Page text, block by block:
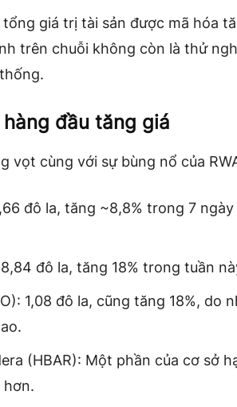
tổng giá trị tài sản được mã hóa
trên chuỗi không còn là thử
đầu tăng giá
vọt cùng với sự bùng nổ của
đô la, tăng ~8,8% trong 7
đô la, tăng 18% trong tuần
1,08 đô la, cũng tăng 18%, do
(HBAR): Một phần của cơ sở
hơn.